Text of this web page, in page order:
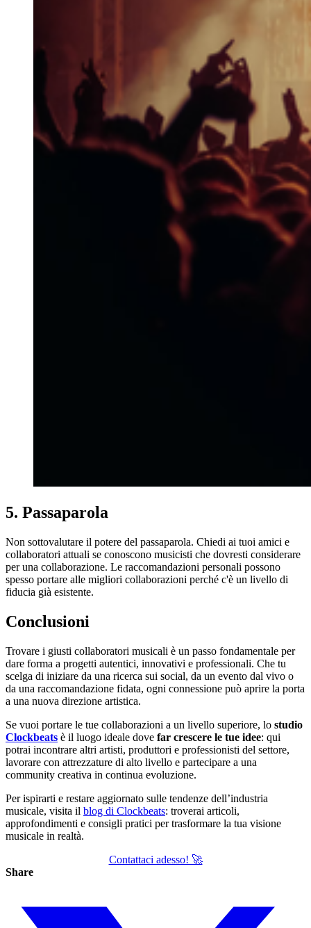
5. Passaparola
Non sottovalutare il potere del passaparola. Chiedi ai tuoi amici e
collaboratori attuali se conoscono musicisti che dovresti considerare
per una collaborazione. Le raccomandazioni personali possono
spesso portare alle migliori collaborazioni perché c'è un livello di
fiducia già esistente.
Conclusioni
Trovare i giusti collaboratori musicali è un passo fondamentale per
dare forma a progetti autentici, innovativi e professionali. Che tu
scelga di iniziare da una ricerca sui social, da un evento dal vivo o
da una raccomandazione fidata, ogni connessione può aprire la porta
a una nuova direzione artistica.
Se vuoi portare le tue collaborazioni a un livello superiore, lo studio
Clockbeats è il luogo ideale dove far crescere le tue idee: qui
potrai incontrare altri artisti, produttori e professionisti del settore,
lavorare con attrezzature di alto livello e partecipare a una
community creativa in continua evoluzione.
Per ispirarti e restare aggiornato sulle tendenze dell’industria
musicale, visita il blog di Clockbeats: troverai articoli,
approfondimenti e consigli pratici per trasformare la tua visione
musicale in realtà.
Contattaci adesso! 🚀
Share